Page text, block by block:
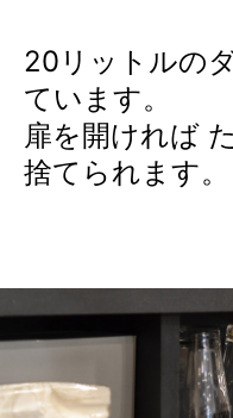
20リットルの
ています。
扉を開ければ
捨てられます。